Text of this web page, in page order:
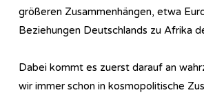
größeren Zusammenhängen, etwa
Beziehungen Deutschlands zu Afrika
Dabei kommt es zuerst darauf an
wir immer schon in kosmopolitische